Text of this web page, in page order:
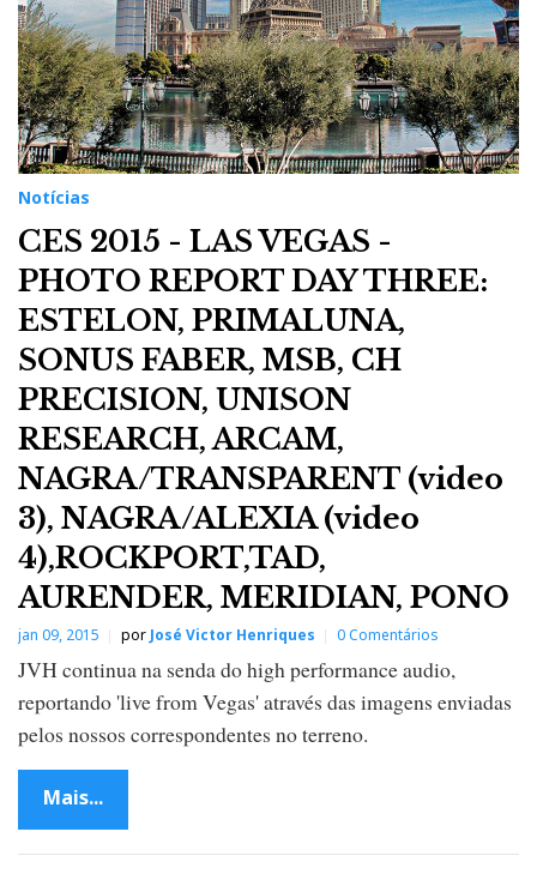
Notícias
CES 2015 - LAS VEGAS -
PHOTO REPORT DAY THREE:
ESTELON, PRIMALUNA,
SONUS FABER, MSB, CH
PRECISION, UNISON
RESEARCH, ARCAM,
NAGRA/TRANSPARENT (video
3), NAGRA/ALEXIA (video
4),ROCKPORT,TAD,
AURENDER, MERIDIAN, PONO
jan 09, 2015 por José Victor Henriques 0 Comentários
JVH continua na senda do high performance audio,
reportando 'live from Vegas' através das imagens enviadas
pelos nossos correspondentes no terreno.
Mais...